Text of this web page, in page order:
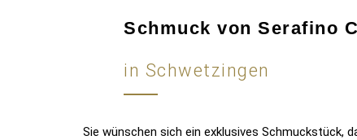
Schmuck von Serafino
in Schwetzingen
Sie wünschen sich ein exklusives Schmuckstück,